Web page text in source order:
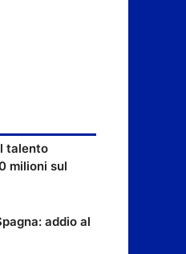
talento
milioni sul
addio al